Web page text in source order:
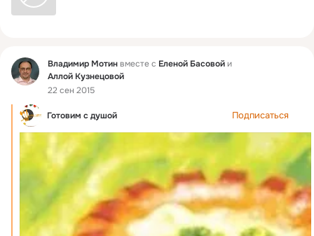
Фид Владимир Мотинвместе с Еленой Басовойи
Аллой Кузнецовой
22 сен 2015
Готовим c душой Подписаться